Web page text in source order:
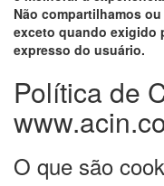
Não compartilhamos
exceto quando exigido
expresso do usuário.
Política de
O que são